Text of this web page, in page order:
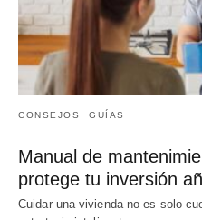
CONSEJOS GUÍAS
Manual de
protege tu inversión
Cuidar una vivienda no es solo